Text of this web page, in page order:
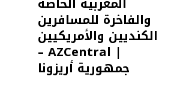
والفاخرة للمسافرين
الكنديين والأمريكيين
– AZCentral |
جمهورية أريزونا